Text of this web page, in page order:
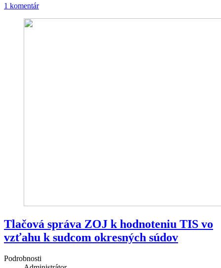
1 komentár
Tlačová správa ZOJ k hodnoteniu TIS vo
vzťahu k sudcom okresných súdov
Podrobnosti